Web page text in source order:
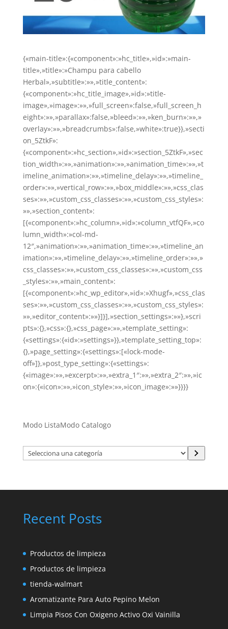
{«main-title»:{«component»:»hc_title»,»id»:»main-
title»,»title»:»Champu para cabello
Herbal»,»subtitle»:»»,»title_content»:
{«component»:»hc_title_image»,»id»:»title-
image»,»image»:»»,»full_screen»:false,»full_screen_h
eight»:»»,»parallax»:false,»bleed»:»»,»ken_burn»:»»,»
overlay»:»»,»breadcrumbs»:false,»white»:true}},»secti
on_5ZtkF»:
{«component»:»hc_section»,»id»:»section_5ZtkF»,»sec
tion_width»:»»,»animation»:»»,»animation_time»:»»,»t
imeline_animation»:»»,»timeline_delay»:»»,»timeline_
order»:»»,»vertical_row»:»»,»box_middle»:»»,»css_clas
ses»:»»,»custom_css_classes»:»»,»custom_css_styles»:
»»,»section_content»:
[{«component»:»hc_column»,»id»:»column_vtfQF»,»co
lumn_width»:»col-md-
12″,»animation»:»»,»animation_time»:»»,»timeline_an
imation»:»»,»timeline_delay»:»»,»timeline_order»:»»,»
css_classes»:»»,»custom_css_classes»:»»,»custom_css
_styles»:»»,»main_content»:
[{«component»:»hc_wp_editor»,»id»:»Xhugf»,»css_clas
ses»:»»,»custom_css_classes»:»»,»custom_css_styles»:
»»,»editor_content»:»»}]}],»section_settings»:»»},»scri
pts»:{},»css»:{},»css_page»:»»,»template_setting»:
{«settings»:{«id»:»settings»}},»template_setting_top»:
{},»page_setting»:{«settings»:[«lock-mode-
off»]},»post_type_setting»:{«settings»:
{«image»:»»,»excerpt»:»»,»extra_1″:»»,»extra_2″:»»,»ic
on»:{«icon»:»»,»icon_style»:»»,»icon_image»:»»}}}}
Modo ListaModo Catalogo
Selecciona
una
Recent Posts
Productos de limpieza
Productos de limpieza
tienda-walmart
Aromatizante Para Auto Pepino Melon
Limpia Pisos Con Oxigeno Activo Oxi Vainilla